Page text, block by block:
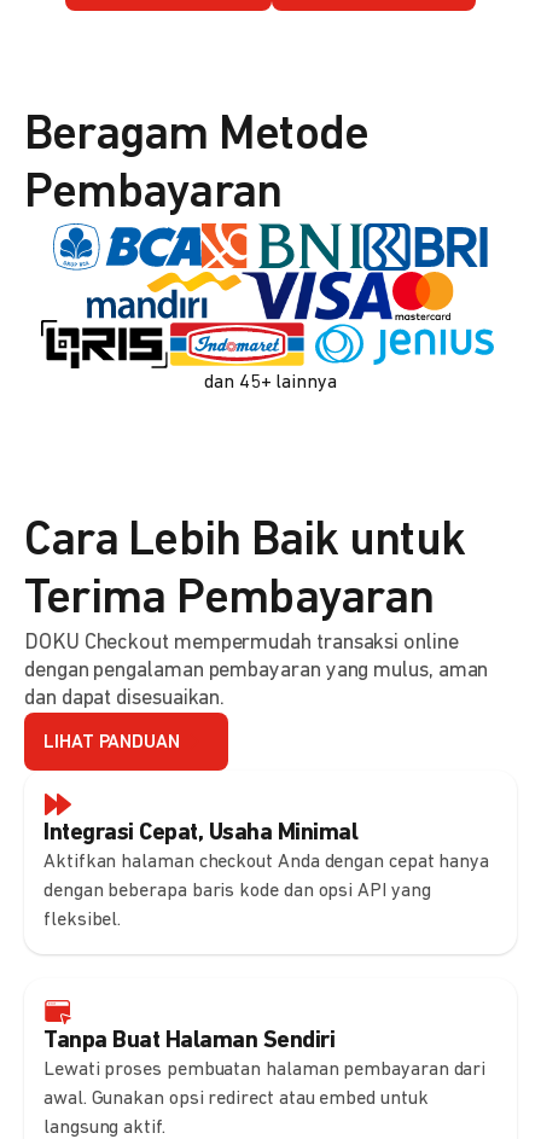
Beragam Metode
Pembayaran
dan 45+ lainnya
Integrasi Cepat, Usaha Minimal
Aktifkan halaman checkout Anda dengan cepat hanya
dengan beberapa baris kode dan opsi API yang
fleksibel.
Tanpa Buat Halaman Sendiri
Lewati proses pembuatan halaman pembayaran dari
awal. Gunakan opsi redirect atau embed untuk
langsung aktif.
Cara Lebih Baik untuk
Terima Pembayaran
DOKU Checkout mempermudah transaksi online
dengan pengalaman pembayaran yang mulus, aman
dan dapat disesuaikan.
LIHAT PANDUAN